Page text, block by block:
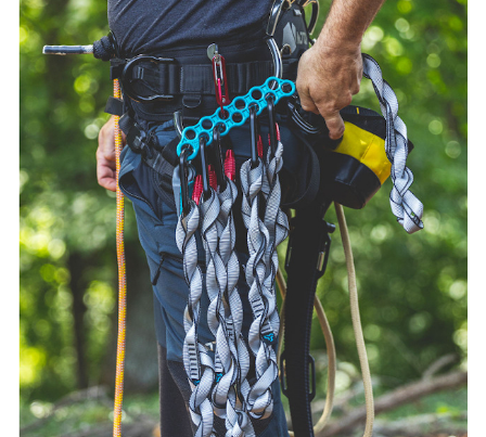
お買い物を続ける カートへ進む